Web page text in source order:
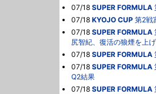
07/18 SUPER FORMULA
07/18 KYOJO CUP 第2戦
07/18 SUPER FORMULA
尻智紀、復活の狼煙を上
07/18 SUPER FORMULA
07/18 SUPER FORMULA
Q2結果
07/18 SUPER FORMULA